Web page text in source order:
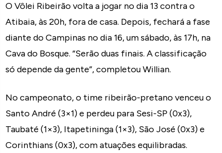
O Vôlei Ribeirão volta a jogar no dia 13 contra o
Atibaia, às 20h, fora de casa. Depois, fechará a fase
diante do Campinas no dia 16, um sábado, às 17h, na
Cava do Bosque. “Serão duas finais. A classificação
só depende da gente”, completou Willian.
No campeonato, o time ribeirão-pretano venceu o
Santo André (3×1) e perdeu para Sesi-SP (0x3),
Taubaté (1×3), Itapetininga (1×3), São José (0x3) e
Corinthians (0x3), com atuações equilibradas.